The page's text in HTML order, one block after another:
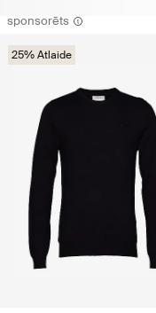
sponsorēts
25% Atlaide